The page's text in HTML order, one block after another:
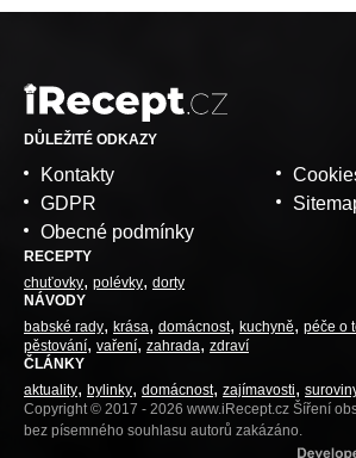
DŮLEŽITÉ ODKAZY
Kontakty
GDPR
Obecné podmínky
RECEPTY
chuťovky polévky dorty
NÁVODY
babské rady krása domácnost kuchyně péče o
pěstování vaření zahrada
zdraví
ČLÁNKY
aktuality bylinky domácnost zajímavosti
Copyright © 2017 - 2026 www.iRecept.cz Šíření
bez písemného souhlasu autorů zakázáno.